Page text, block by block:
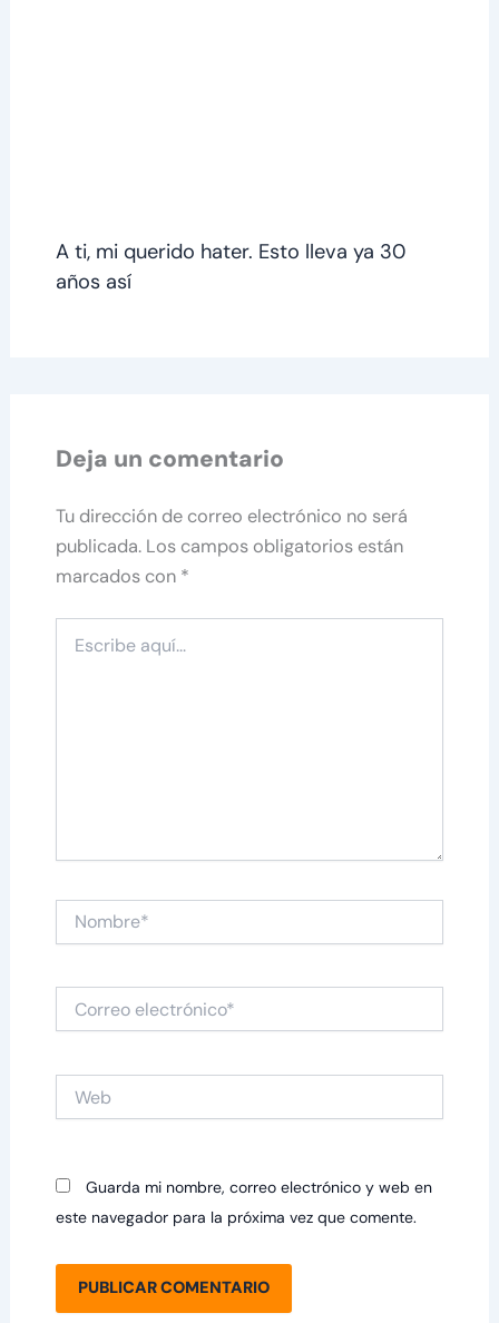
A ti, mi querido hater. Esto lleva ya 30
años así
Deja un comentario
Tu dirección de correo electrónico no será
publicada. Los campos obligatorios están
marcados con *
aquí...
Nombre*
electrónico*
Guarda mi nombre, correo electrónico y web en
este navegador para la próxima vez que comente.